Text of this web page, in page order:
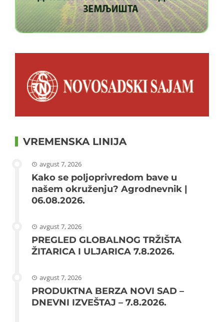
VREMENSKA LINIJA
avgust 7, 2026
Kako se poljoprivredom bave u
našem okruženju? Agrodnevnik |
06.08.2026.
avgust 7, 2026
PREGLED GLOBALNOG TRŽIŠTA
ŽITARICA I ULJARICA 7.8.2026.
avgust 7, 2026
PRODUKTNA BERZA NOVI SAD –
DNEVNI IZVEŠTAJ – 7.8.2026.